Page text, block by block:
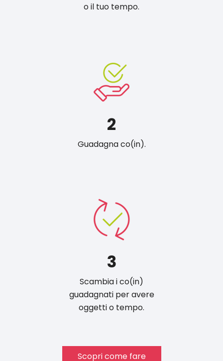
o il tuo tempo.
2
Guadagna co(in).
3
Scambia i co(in)
guadagnati per avere
oggetti o tempo.
Scopri come fare